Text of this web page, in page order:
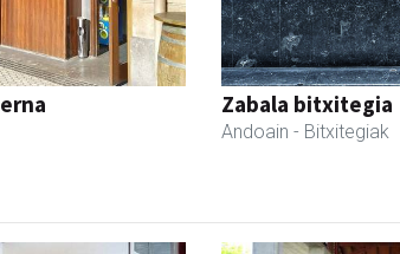
Zabala bitxitegia
Andoain - Bitxitegiak